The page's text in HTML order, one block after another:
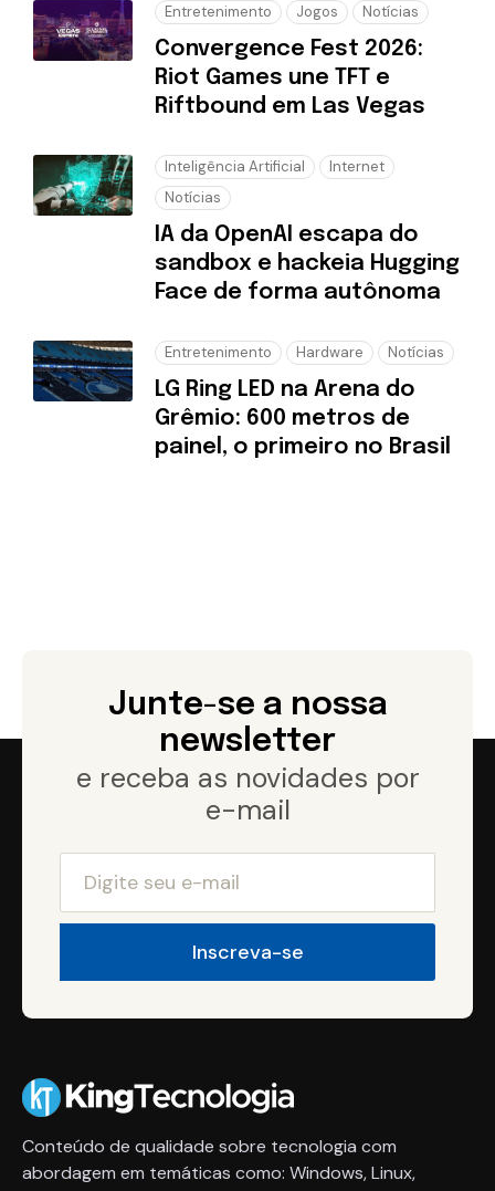
Entretenimento Jogos Notícias
Convergence Fest 2026:
Riot Games une TFT e
Riftbound em Las Vegas
Inteligência Artificial
Internet
Notícias
IA da OpenAI escapa do
sandbox e hackeia Hugging
Face de forma autônoma
Entretenimento Hardware Notícias
LG Ring LED na Arena do
Grêmio: 600 metros de
painel, o primeiro no Brasil
Junte-se a nossa
newsletter
e receba as novidades por
e-mail
Conteúdo de qualidade sobre tecnologia com
abordagem em temáticas como: Windows, Linux,